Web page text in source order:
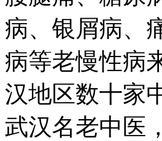
病、银屑病、
病等老慢性病
汉地区数十家
武汉名老中医